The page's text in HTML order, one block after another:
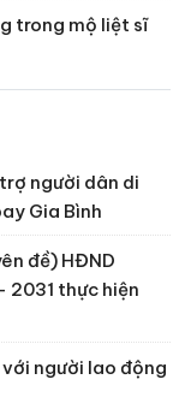
trong mộ liệt sĩ
người dân di
Gia Bình
đề) HĐND
2031 thực hiện
người lao động